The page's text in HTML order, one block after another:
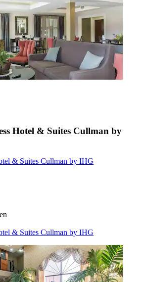
Hotel & Suites Cullman by
& Suites Cullman by IHG
& Suites Cullman by IHG